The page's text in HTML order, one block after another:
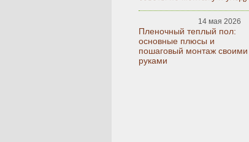
14 мая 2026
Пленочный теплый пол:
основные плюсы и
пошаговый монтаж своими
руками